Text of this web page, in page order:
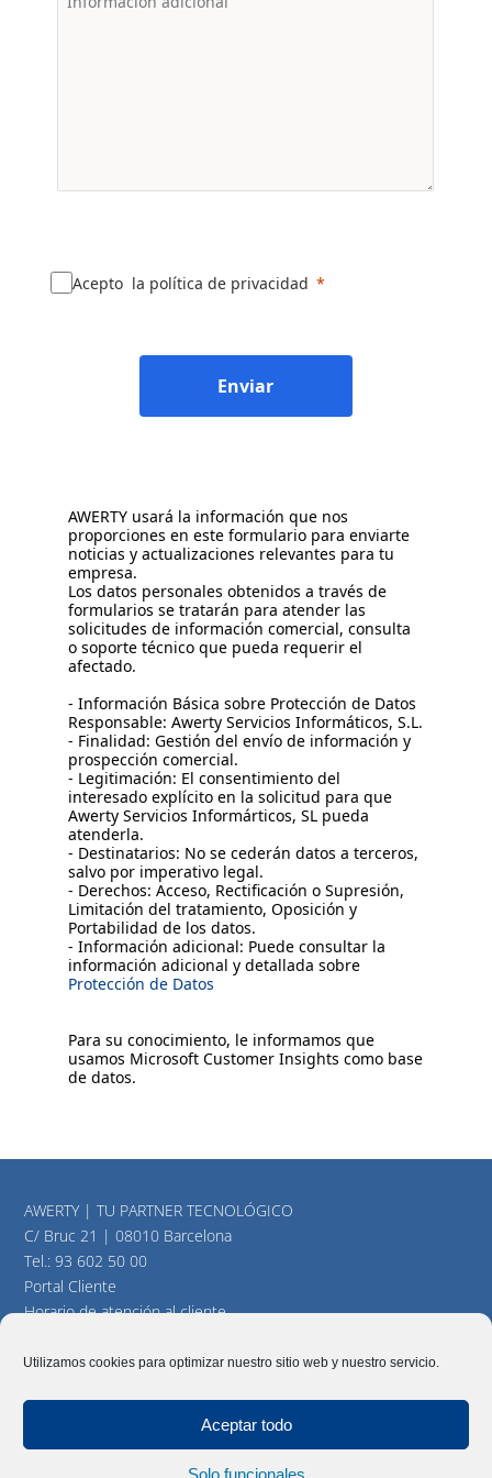
Utilizamos cookies para optimizar nuestro sitio web y nuestro servicio.
Aceptar todo
Solo funcionales
Acepto la política de privacidad
Enviar
AWERTY usará la información que nos
proporciones en este formulario para enviarte
noticias y actualizaciones relevantes para tu
empresa.
Los datos personales obtenidos a través de
formularios se tratarán para atender las
solicitudes de información comercial, consulta
o soporte técnico que pueda requerir el
afectado.
- Información Básica sobre Protección de Datos
Responsable: Awerty Servicios Informáticos, S.L.
- Finalidad: Gestión del envío de información y
prospección comercial.
- Legitimación: El consentimiento del
interesado explícito en la solicitud para que
Awerty Servicios Informárticos, SL pueda
atenderla.
- Destinatarios: No se cederán datos a terceros,
salvo por imperativo legal.
- Derechos: Acceso, Rectificación o Supresión,
Limitación del tratamiento, Oposición y
Portabilidad de los datos.
- Información adicional: Puede consultar la
información adicional y detallada sobre
Protección de Datos
Para su conocimiento, le informamos que
usamos Microsoft Customer Insights como base
de datos.
AWERTY | TU PARTNER TECNOLÓGICO
C/ Bruc 21 | 08010 Barcelona
Tel.:93 602 50 00
Portal Cliente
Horario de atención al cliente